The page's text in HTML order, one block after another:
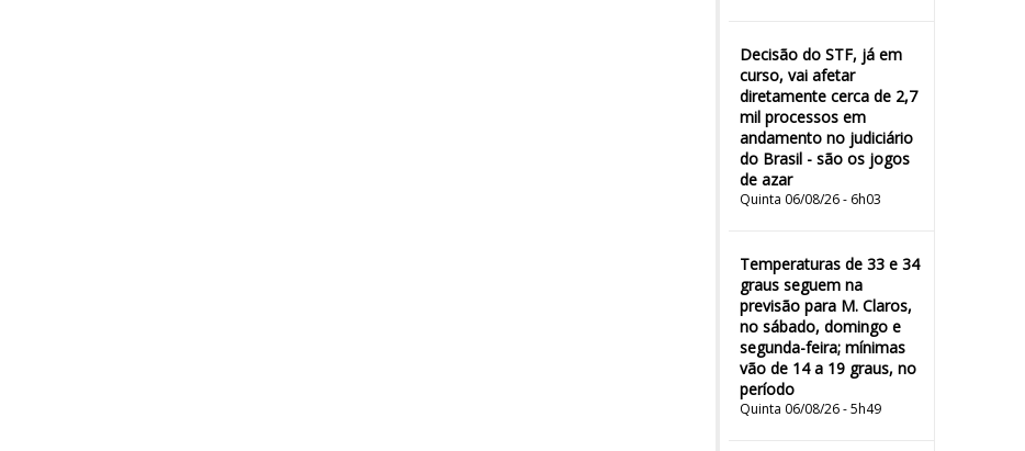
Decisão do STF, já em
curso, vai afetar
diretamente cerca de 2,7
mil processos em
andamento no judiciário
do Brasil - são os jogos
de azar
Quinta 06/08/26 - 6h03
Temperaturas de 33 e 34
graus seguem na
previsão para M. Claros,
no sábado, domingo e
segunda-feira; mínimas
vão de 14 a 19 graus, no
período
Quinta 06/08/26 - 5h49